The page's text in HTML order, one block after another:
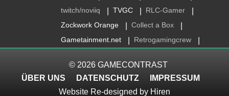
twitch/noviiq TVGC RLC-Gamer
Zockwork Orange Collect a Box
Gametainment.net Retrogamingcrew
© 2026 GAMECONTRAST
ÜBER UNS
DATENSCHUTZ
IMPRESSUM
Website Re-designed by Hiren